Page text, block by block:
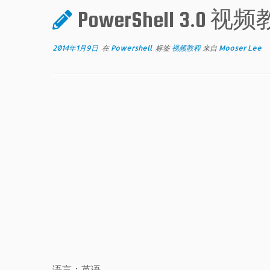
PowerShell 3.0 视频
2014年1月9日 在 Powershell 标签视频教程 来自 Mooser Lee